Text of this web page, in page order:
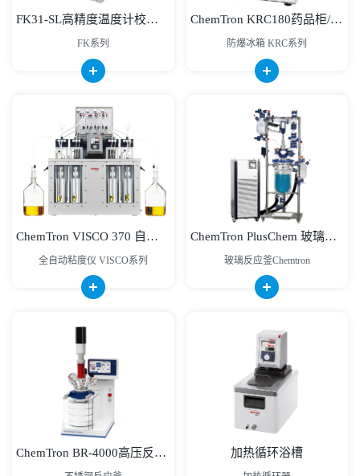
FK31-SL高精度温度计校准槽
FK系列
ChemTron KRC180药品柜/储药柜/化学防爆冰箱
防爆冰箱 KRC系列
ChemTron VISCO 370 自动运动粘度测量系统
全自动粘度仪 VISCO系列
ChemTron PlusChem 玻璃反应釜
玻璃反应釜Chemtron
ChemTron BR-4000高压反应釜 加热循环浴槽